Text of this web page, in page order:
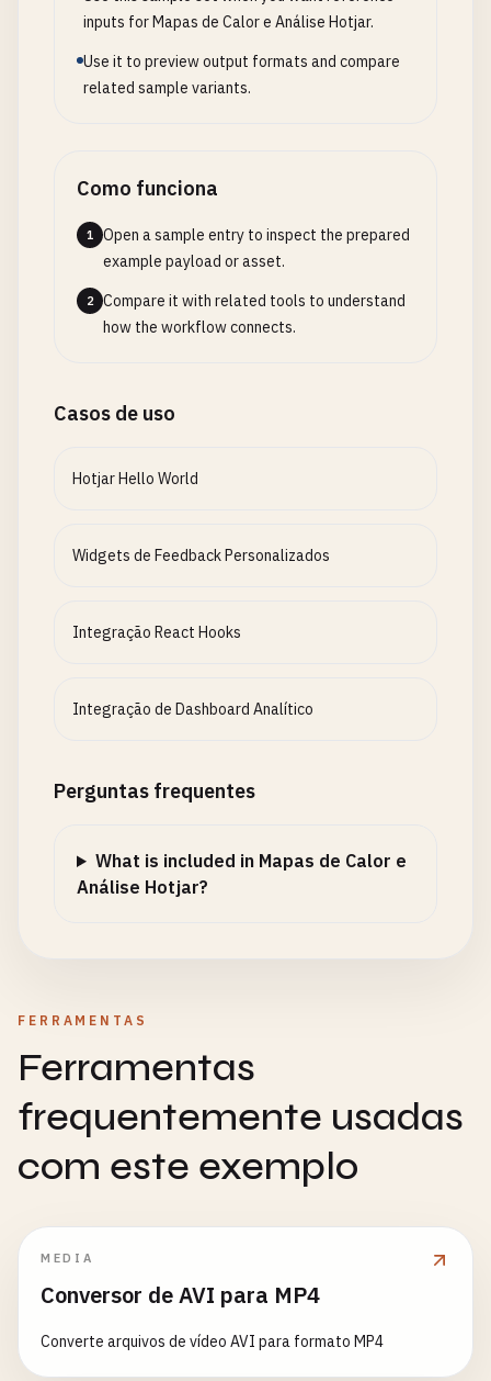
inputs for Mapas de Calor e Análise Hotjar.
Use it to preview output formats and compare
related sample variants.
Como funciona
1
Open a sample entry to inspect the prepared
example payload or asset.
2
Compare it with related tools to understand
how the workflow connects.
Casos de uso
Hotjar Hello World
Widgets de Feedback Personalizados
Integração React Hooks
Integração de Dashboard Analítico
Perguntas frequentes
What is included in Mapas de Calor e
Análise Hotjar?
FERRAMENTAS
Ferramentas
frequentemente usadas
com este exemplo
MEDIA
Conversor de AVI para MP4
Converte arquivos de vídeo AVI para formato MP4